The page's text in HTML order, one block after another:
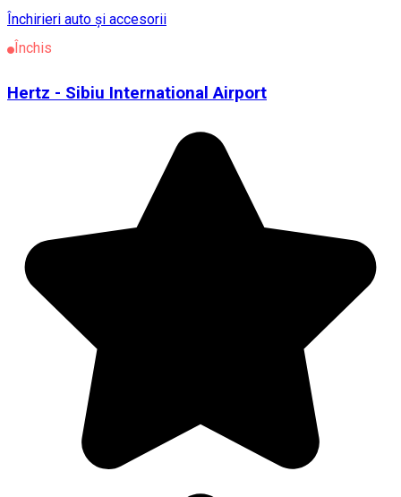
Închirieri auto și accesorii
Închis
Hertz - Sibiu International Airport